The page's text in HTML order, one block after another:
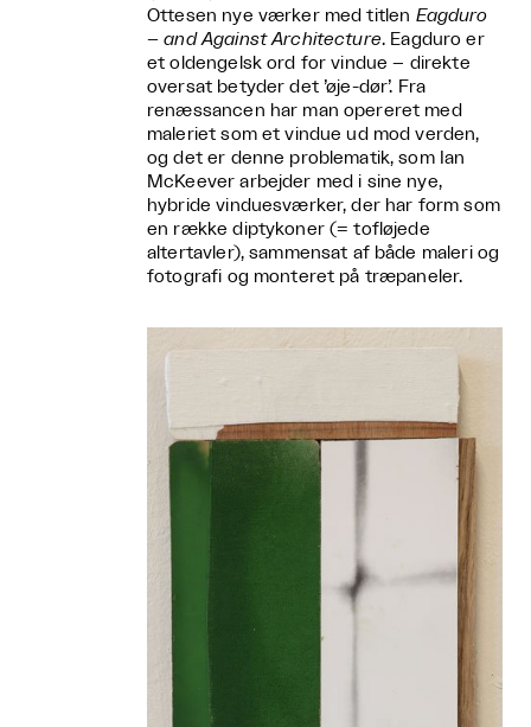
Ottesen nye værker med titlen Eagduro
– and Against Architecture. Eagduro er
et oldengelsk ord for vindue – direkte
oversat betyder det ’øje-dør’. Fra
renæssancen har man opereret med
maleriet som et vindue ud mod verden,
og det er denne problematik, som Ian
McKeever arbejder med i sine nye,
hybride vinduesværker, der har form som
en række diptykoner (= tofløjede
altertavler), sammensat af både maleri og
fotografi og monteret på træpaneler.